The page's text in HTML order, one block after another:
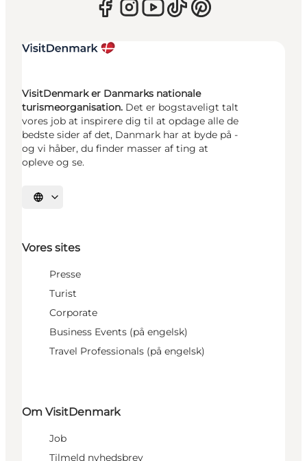
VisitDenmark er Danmarks nationale
turismeorganisation. Det er bogstaveligt talt
vores job at inspirere dig til at opdage alle de
bedste sider af det, Danmark har at byde på -
og vi håber, du finder masser af ting at
opleve og se.
Vælg sprog
Vores sites
Presse
Turist
Corporate
Business Events (på engelsk)
Travel Professionals (på engelsk)
Om VisitDenmark
Job
Tilmeld nyhedsbrev